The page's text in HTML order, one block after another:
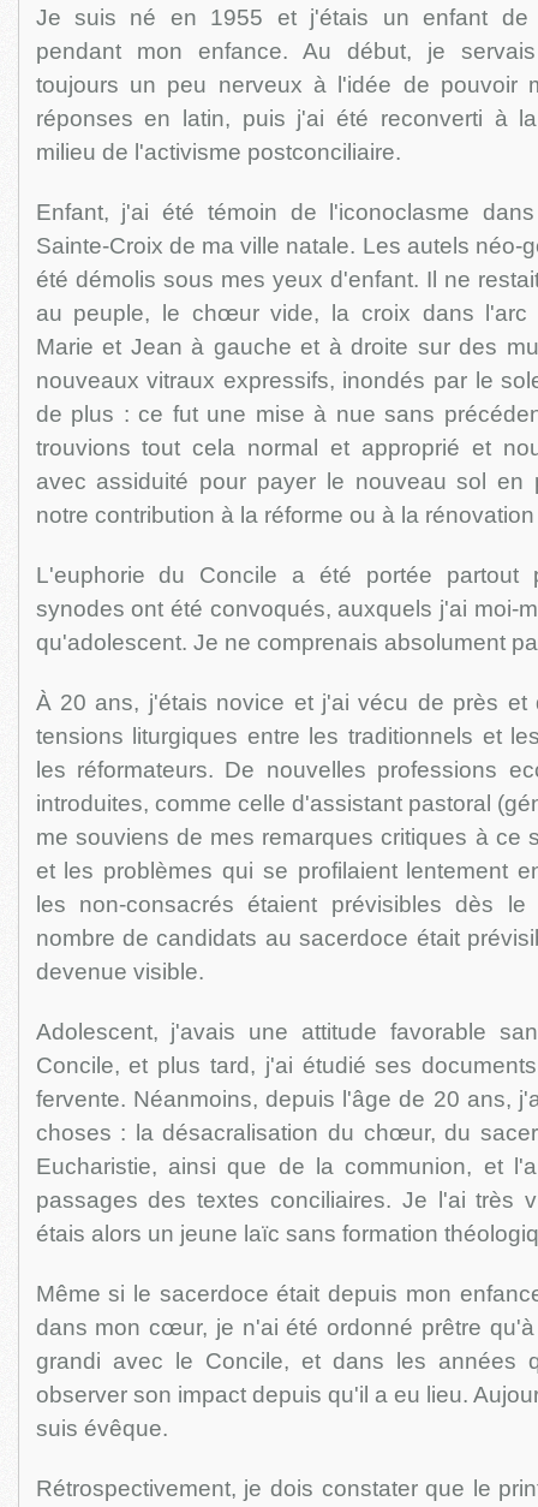
Je suis né en 1955 et j'étais un enfant de
pendant mon enfance. Au début, je
toujours un peu nerveux à l'idée de pouvoir
réponses en latin, puis j'ai été reconverti à
milieu de l'activisme postconciliaire.
Enfant, j'ai été témoin de l'iconoclasme
Sainte-Croix de ma ville natale. Les autels néo-
été démolis sous mes yeux d'enfant. Il ne
au peuple, le chœur vide, la croix dans l'arc
Marie et Jean à gauche et à droite sur des
nouveaux vitraux expressifs, inondés par le
de plus : ce fut une mise à nue sans
trouvions tout cela normal et approprié et
avec assiduité pour payer le nouveau sol en
notre contribution à la réforme ou à la
L'euphorie du Concile a été portée partout
synodes ont été convoqués, auxquels j'ai moi-
qu'adolescent. Je ne comprenais absolument
À 20 ans, j'étais novice et j'ai vécu de près et
tensions liturgiques entre les traditionnels et
les réformateurs. De nouvelles professions
introduites, comme celle d'assistant pastoral
me souviens de mes remarques critiques à ce
et les problèmes qui se profilaient lentement
les non-consacrés étaient prévisibles dès
nombre de candidats au sacerdoce était
devenue visible.
Adolescent, j'avais une attitude favorable
Concile, et plus tard, j'ai étudié ses
fervente. Néanmoins, depuis l'âge de 20 ans,
choses : la désacralisation du chœur, du
Eucharistie, ainsi que de la communion, et
passages des textes conciliaires. Je l'ai très
étais alors un jeune laïc sans formation
Même si le sacerdoce était depuis mon
dans mon cœur, je n'ai été ordonné prêtre
grandi avec le Concile, et dans les années
observer son impact depuis qu'il a eu lieu.
suis évêque.
Rétrospectivement, je dois constater que le